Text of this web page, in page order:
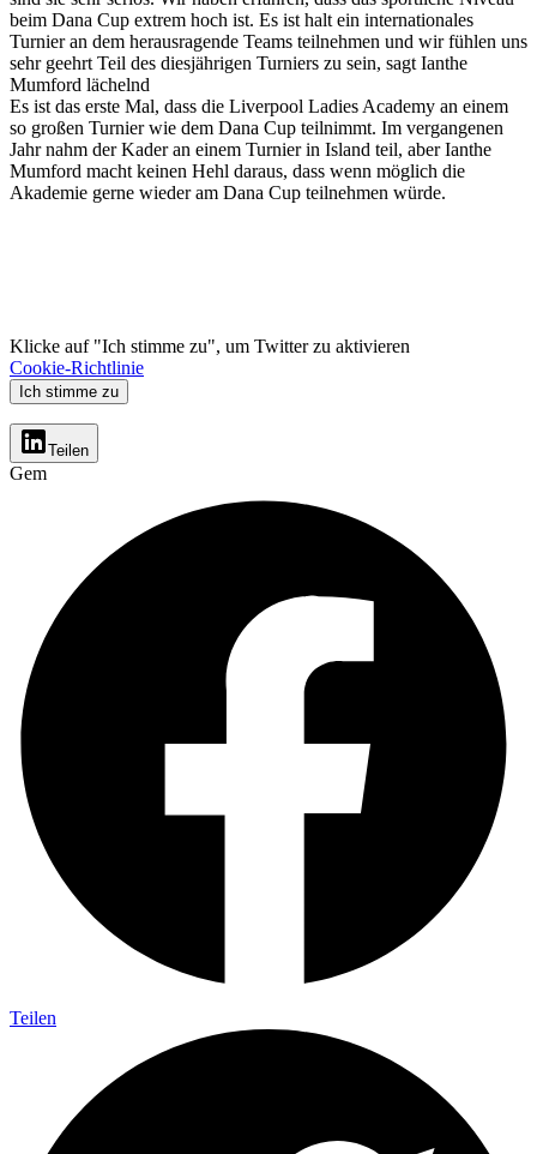
beim Dana Cup extrem hoch ist. Es ist halt ein internationales
Turnier an dem herausragende Teams teilnehmen und wir fühlen uns
sehr geehrt Teil des diesjährigen Turniers zu sein, sagt Ianthe
Mumford lächelnd
Es ist das erste Mal, dass die Liverpool Ladies Academy an einem
so großen Turnier wie dem Dana Cup teilnimmt. Im vergangenen
Jahr nahm der Kader an einem Turnier in Island teil, aber Ianthe
Mumford macht keinen Hehl daraus, dass wenn möglich die
Akademie gerne wieder am Dana Cup teilnehmen würde.
Klicke auf "Ich stimme zu", um Twitter zu aktivieren
Cookie-Richtlinie
Ich stimme zu
Teilen
Gem
Teilen